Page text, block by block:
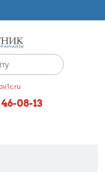
08-13